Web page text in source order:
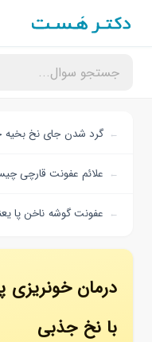
گرد شدن جای نخ بخیه
علائم عفونت قارچی
عفونت گوشه ناخن پا
درمان
با نخ جذبی